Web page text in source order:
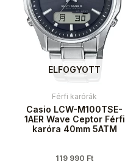
ELFOGYOTT
Férfi karórák
Casio LCW-M100TSE-
1AER Wave Ceptor Férfi
karóra 40mm 5ATM
119 990 Ft